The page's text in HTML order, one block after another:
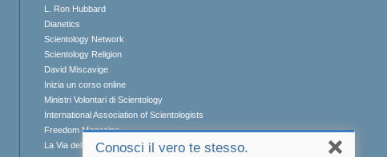
Conosci il vero te stesso.
L. Ron Hubbard
Dianetics
Scientology Network
Scientology Religion
David Miscavige
Inizia un corso online
Ministri Volontari di Scientology
International Association of Scientologists
Freedom Magazine
La Via della Felicità